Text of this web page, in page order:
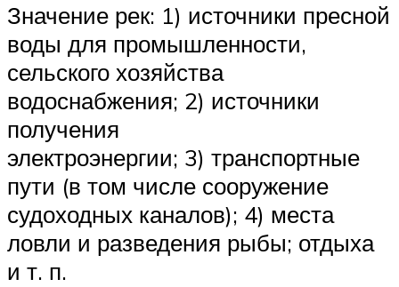
Значение рек: 1) источники пресной
воды для промышленности,
сельского хозяйства
водоснабжения; 2) источники
получения
электроэнергии; 3) транспортные
пути (в том числе сооружение
судоходных каналов); 4) места
ловли и разведения рыбы; отдыха
и т. п.